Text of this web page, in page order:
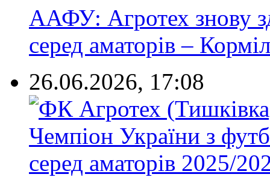
ААФУ: Агротех знову
серед аматорів –
26.06.2026, 17:08